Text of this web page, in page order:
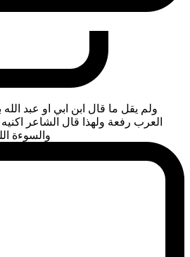
ولم يقل ما قال ابن ابي او عبد الله
العرب رفعة ولهذا قال الشاعر اكنيه
والسوءة